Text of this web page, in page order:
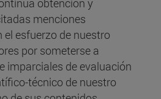
obtención y
menciones
esfuerzo de nuestro
por someterse a
imparciales de evaluación
técnico de nuestro